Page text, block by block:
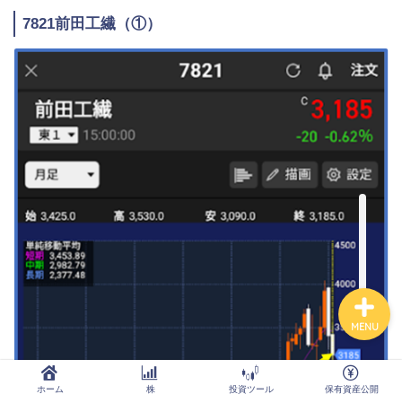
7821前田工繊（①）
ホーム 株 投資ツール 保有資産公開
MENU
株
投資ツール
保有資産公開
Order Failed